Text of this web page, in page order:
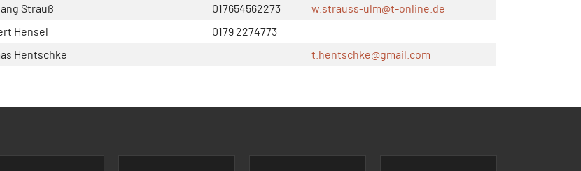
Strauß 017654562273 w.strauss-ulm@t-online.de
Hensel
0179 2274773
Hentschke t.hentschke@gmail.com